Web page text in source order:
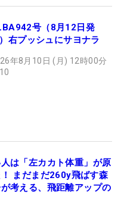
号（8月12日発
右プッシュにサヨナラ
年8月10日 (月) 12時00分
10
は「左カカト体重」が原
！ まだまだ260y飛ばす森
考える、飛距離アップの